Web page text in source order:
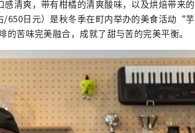
清爽，带有柑橘的清爽酸味，以及烘焙带来的
日元）是秋冬季在町内举办的美食活动“芋
苦味完美融合，成就了甜与苦的完美平衡。